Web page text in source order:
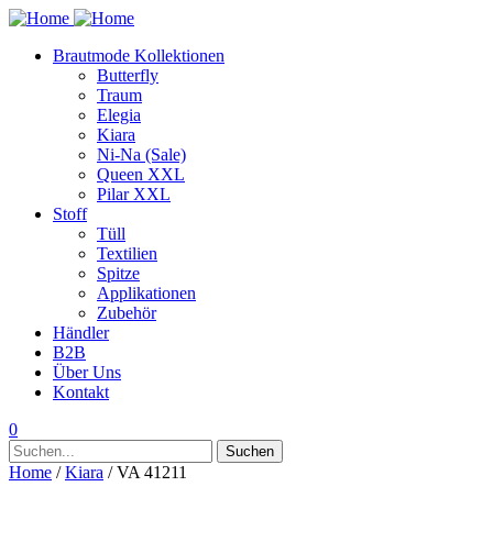
Brautmode Kollektionen
Butterfly
Traum
Elegia
Kiara
Ni-Na (Sale)
Queen XXL
Pilar XXL
Stoff
Tüll
Textilien
Spitze
Applikationen
Zubehör
Händler
B2B
Über Uns
Kontakt
0
Suchen
nach:
Suchen
Home /Kiara / VA 41211